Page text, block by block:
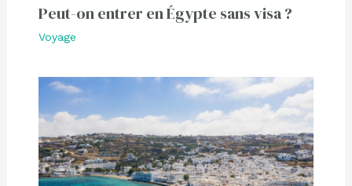
Peut-on entrer en Égypte sans visa ?
Voyage